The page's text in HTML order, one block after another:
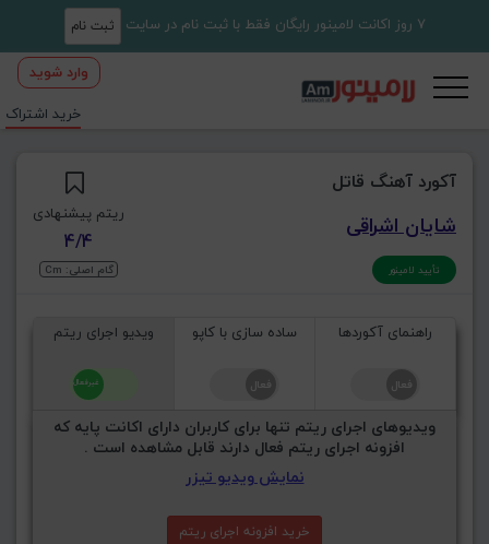
7 روز اکانت لامینور رایگان فقط با ثبت نام در سایت ثبت نام
وارد شوید
خرید اشتراک
آکورد آهنگ قاتل
شایان اشراقی
تأیید لامینور
ریتم پیشنهادی
4/4
گام اصلی: Cm
راهنمای آکوردها ساده سازی با کاپو ویدیو اجرای ریتم
ویدیوهای اجرای ریتم تنها برای کاربران دارای اکانت پایه که
افزونه اجرای ریتم فعال دارند قابل مشاهده است .
نمایش ویدیو تیزر
خرید افزونه اجرای ریتم